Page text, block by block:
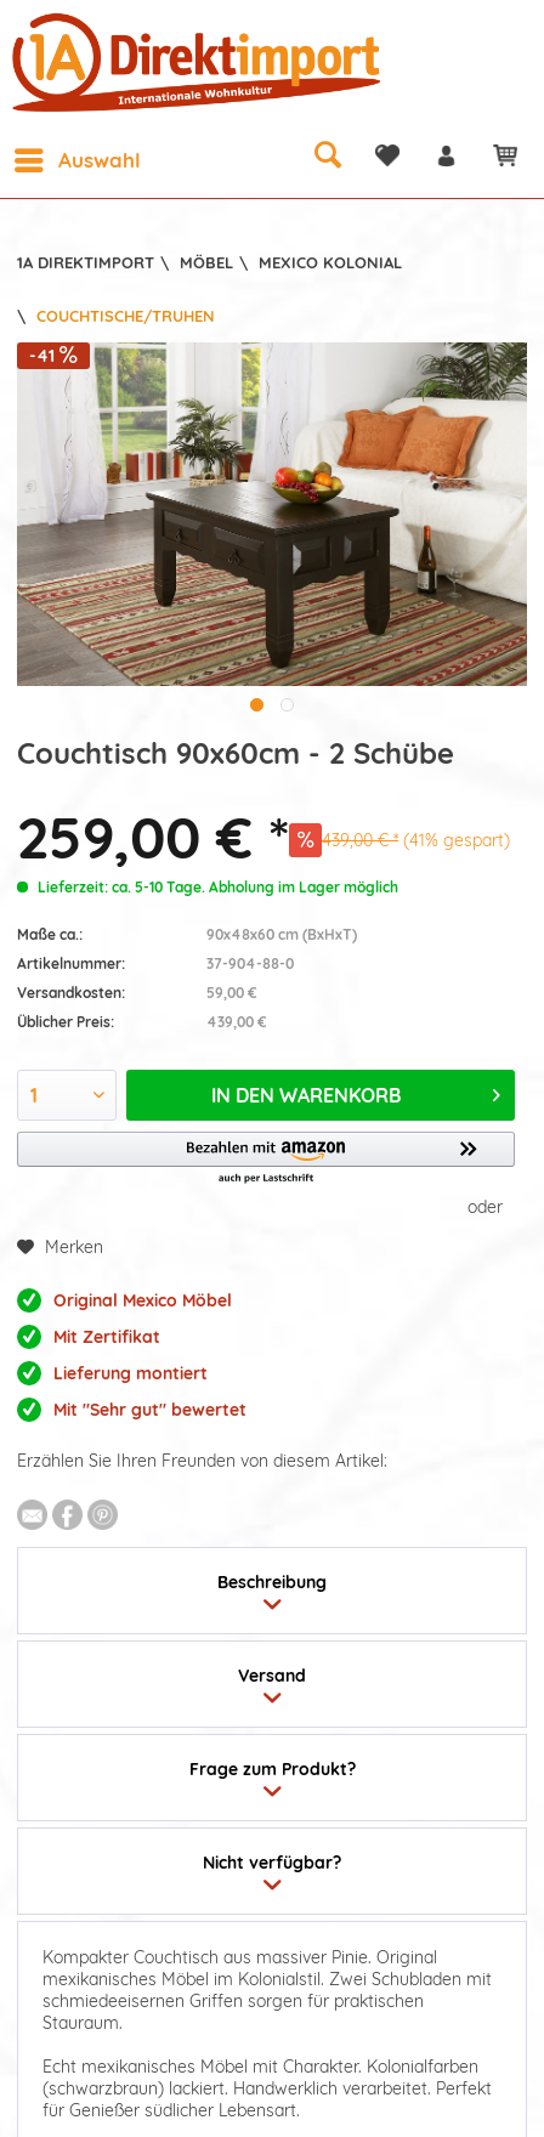
Auswahl
1A DIREKTIMPORT \ MÖBEL \ MEXICO KOLONIAL
\ COUCHTISCHE/TRUHEN
-41
Couchtisch 90x60cm - 2 Schübe
259,00 € * 439,00 € * (41% gespart)
Lieferzeit: ca. 5-10 Tage. Abholung im Lager möglich
Maße ca.:
90x48x60 cm (BxHxT)
Artikelnummer:
37-904-88-0
Versandkosten:
59,00 €
Üblicher Preis:
439,00 €
IN DEN WARENKORB
oder
Merken
Original Mexico Möbel
Mit Zertifikat
Lieferung montiert
Mit "Sehr gut" bewertet
Erzählen Sie Ihren Freunden von diesem Artikel:
Beschreibung
Frage zum Produkt?
Versand
Nicht verfügbar?
Kompakter Couchtisch aus massiver Pinie. Original
mexikanisches Möbel im Kolonialstil. Zwei Schubladen mit
schmiedeeisernen Griffen sorgen für praktischen
Stauraum.
Echt mexikanisches Möbel mit Charakter. Kolonialfarben
(schwarzbraun) lackiert. Handwerklich verarbeitet. Perfekt
für Genießer südlicher Lebensart.